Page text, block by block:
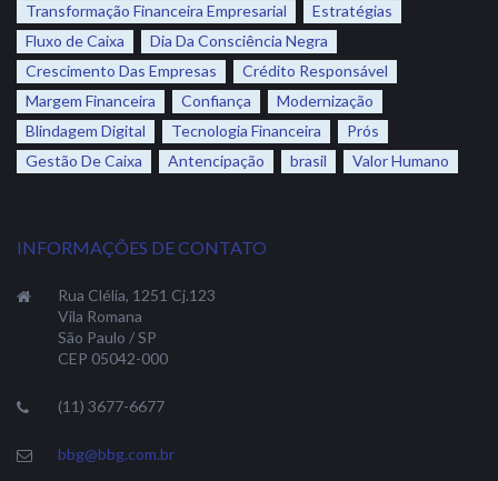
Transformação Financeira Empresarial
Estratégias
Fluxo de Caixa
Dia Da Consciência Negra
Crescimento Das Empresas
Crédito Responsável
Margem Financeira
Confiança
Modernização
Blindagem Digital
Tecnologia Financeira
Prós
Gestão De Caixa
Antencipação brasil Valor Humano
INFORMAÇÕES DE CONTATO
Rua Clélia, 1251 Cj.123
Vila Romana
São Paulo / SP
CEP 05042-000
(11) 3677-6677
bbg@bbg.com.br